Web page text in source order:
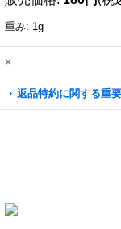
重み: 1g
×
返品特約に関する重